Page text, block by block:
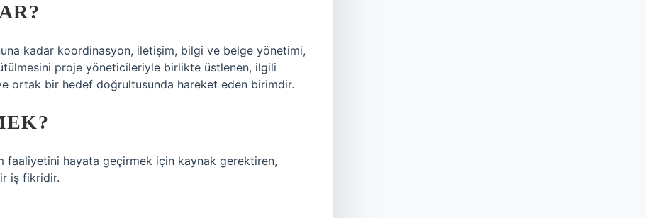
kadar koordinasyon, iletişim, bilgi ve belge yönetimi,
proje yöneticileriyle birlikte üstlenen, ilgili
ortak bir hedef doğrultusunda hareket eden birimdir.
hayata geçirmek için kaynak gerektiren,
iş fikridir.